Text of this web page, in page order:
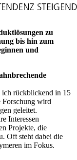
zu
bis hin zum
und
ich rückblickend in 15
Forschung wird
geleitet.
Interessen
Projekte, die
Oft steht dabei die
im Fokus.